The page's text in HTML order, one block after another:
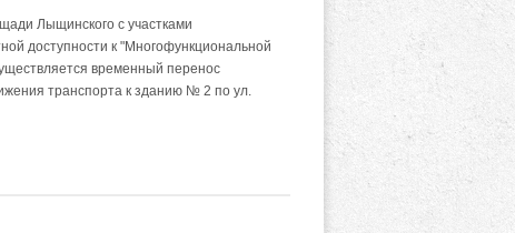
Лыщинского с участками
доступности к "Многофункциональной
временный перенос
транспорта к зданию № 2 по ул.